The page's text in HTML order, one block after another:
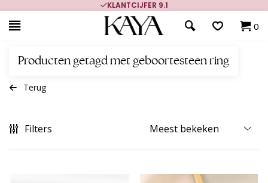
KLANTCIJFER 9.1
0
Producten getagd met geboortesteen ring
Terug
Filters